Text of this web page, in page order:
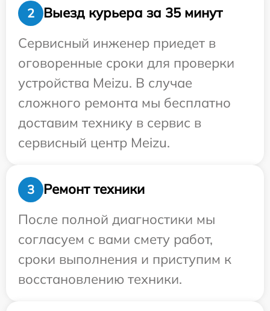
2
Выезд курьера за 35 минут
Сервисный инженер приедет в
оговоренные сроки для проверки
устройства Meizu. В случае
сложного ремонта мы бесплатно
доставим технику в сервис в
сервисный центр Meizu.
3
Ремонт техники
После полной диагностики мы
согласуем с вами смету работ,
сроки выполнения и приступим к
восстановлению техники.